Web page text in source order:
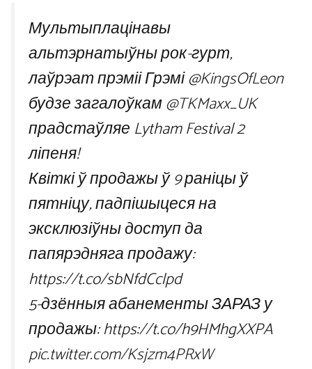
Мультыплацінавы
альтэрнатыўны рок-гурт,
лаўрэат прэміі Грэмі@KingsOfLeon
будзе загалоўкам@TKMaxx_UK
прадстаўляе Lytham Festival 2
ліпеня!
Квіткі ў продажы ў 9 раніцы ў
пятніцу, падпішыцеся на
эксклюзіўны доступ да
папярэдняга продажу:
https://t.co/sbNfdCclpd
5-дзённыя абанементы ЗАРАЗ у
продажы: https://t.co/h9HMhgXXPA
pic.twitter.com/Ksjzm4PRxW